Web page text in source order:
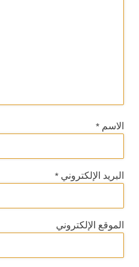
الاسم *
البريد الإلكتروني *
الموقع الإلكتروني